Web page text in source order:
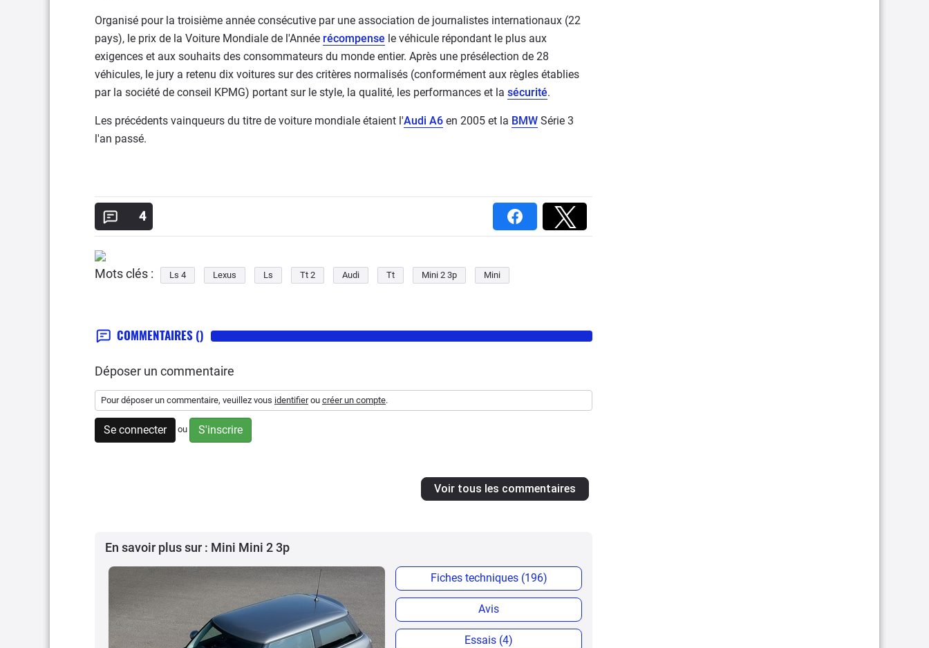
Organisé pour la troisième année consécutive par une association de journalistes internationaux (22
pays), le prix de la Voiture Mondiale de l'Année récompense le véhicule répondant le plus aux
exigences et aux souhaits des consommateurs du monde entier. Après une présélection de 28
véhicules, le jury a retenu dix voitures sur des critères normalisés (conformément aux règles établies
par la société de conseil KPMG) portant sur le style, la qualité, les performances et la sécurité.
Les précédents vainqueurs du titre de voiture mondiale étaient l'Audi A6 en 2005 et la BMW Série 3
l'an passé.
4
Mots clés : Ls 4 Lexus Ls Tt 2 Audi Tt Mini 2 3p Mini
COMMENTAIRES ()
Déposer un commentaire
Pour déposer un commentaire, veuillez vous identifierou créer un compte.
Se connecter ou S'inscrire
Voir tous les commentaires
En savoir plus sur : Mini Mini 2 3p
Fiches techniques (196)
Avis
Essais (4)